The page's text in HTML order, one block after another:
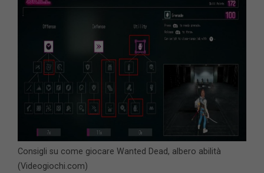
Consigli su come giocare Wanted Dead, albero abilità
(Videogiochi.com)